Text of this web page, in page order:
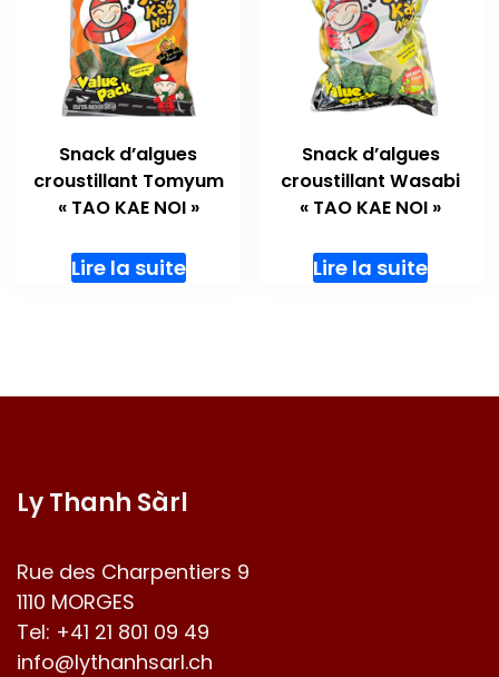
Snack d’algues
croustillant Tomyum
« TAO KAE NOI »
Lire la suite
Snack d’algues
croustillant Wasabi
« TAO KAE NOI »
Lire la suite
Ly Thanh Sàrl
Rue des Charpentiers 9
1110 MORGES
Tel: +41 21 801 09 49
info@lythanhsarl.ch